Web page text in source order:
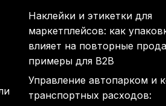
Наклейки и этикетки для
маркетплейсов: как
влияет на повторные
примеры для B2B
Управление автопарком и
транспортных расходов: